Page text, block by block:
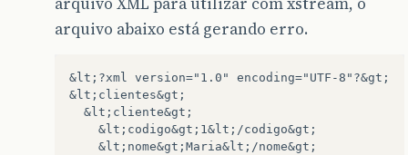
arquivo abaixo está gerando erro.
&lt;?xml version="1.0" encoding="UTF-8"?&gt;
&lt;clientes&gt;
  &lt;cliente&gt;
    &lt;codigo&gt;1&lt;/codigo&gt;
    &lt;nome&gt;Maria&lt;/nome&gt;